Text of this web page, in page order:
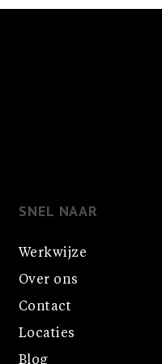
SNEL NAAR
Werkwijze
Over ons
Contact
Locaties
Blog